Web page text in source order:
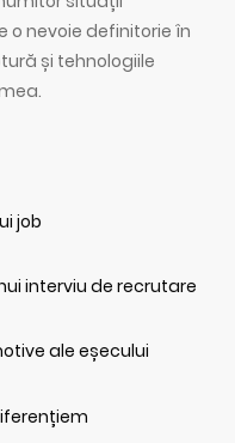
o nevoie definitorie în
și tehnologiile
job
interviu de recrutare
ale eșecului